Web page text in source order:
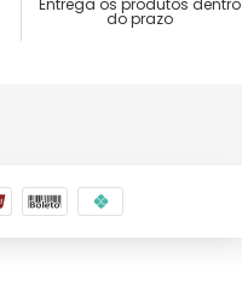
Entrega os produtos dentro
do prazo